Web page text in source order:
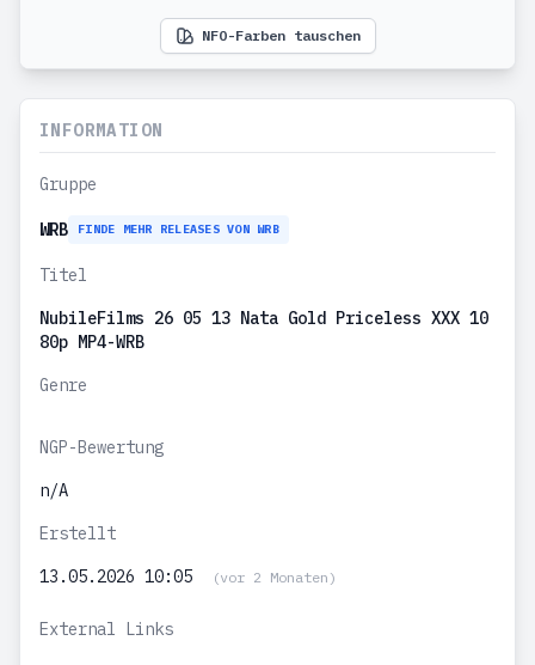
NFO-Farben tauschen
INFORMATION
Gruppe
WRB FINDE MEHR RELEASES VON WRB
Titel
NubileFilms 26 05 13 Nata Gold Priceless XXX 10
80p MP4-WRB
Genre
NGP-Bewertung
n/A
Erstellt
13.05.2026 10:05
(vor 2 Monaten)
External Links